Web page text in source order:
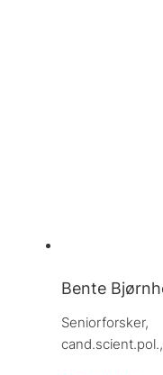
Bente
Seniorforsker,